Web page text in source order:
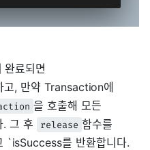
료되면
고, 만약 Transaction에
을 호출해 모든
그 후
release 함수를
`isSuccess를 반환합니다.